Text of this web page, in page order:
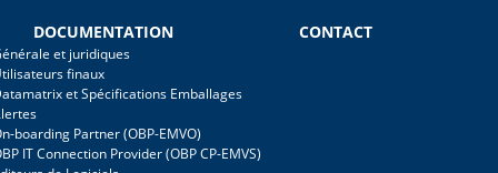
DOCUMENTATION
et juridiques
finaux
et Spécifications Emballages
boarding Partner (OBP-EMVO)
IT Connection Provider (OBP CP-EMVS)
CONTACT